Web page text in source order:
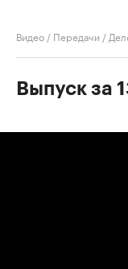
Видео / Передачи /
Выпуск за